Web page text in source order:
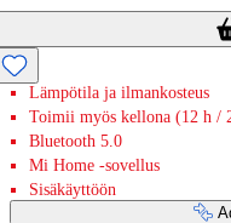
Lämpötila ja ilmankosteus
Toimii myös kellona (12 h /
Bluetooth 5.0
Mi Home -sovellus
Sisäkäyttöön